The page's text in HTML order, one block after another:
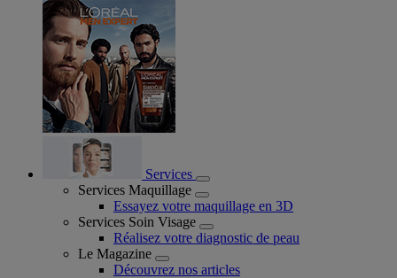
Services
Services Maquillage
Essayez votre maquillage en 3D
Services Soin Visage
Réalisez votre diagnostic de peau
Le Magazine
Découvrez nos articles